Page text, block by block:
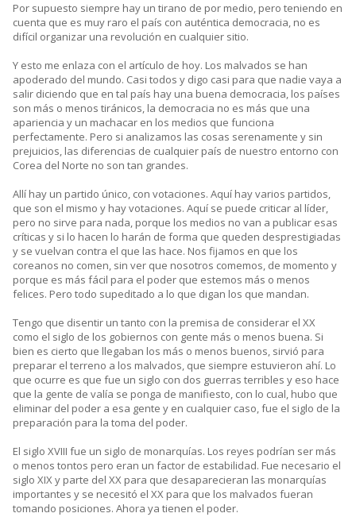
Por supuesto siempre hay un tirano de por medio, pero teniendo en
cuenta que es muy raro el país con auténtica democracia, no es
difícil organizar una revolución en cualquier sitio.
Y esto me enlaza con el artículo de hoy. Los malvados se han
apoderado del mundo. Casi todos y digo casi para que nadie vaya a
salir diciendo que en tal país hay una buena democracia, los países
son más o menos tiránicos, la democracia no es más que una
apariencia y un machacar en los medios que funciona
perfectamente. Pero si analizamos las cosas serenamente y sin
prejuicios, las diferencias de cualquier país de nuestro entorno con
Corea del Norte no son tan grandes.
Allí hay un partido único, con votaciones. Aquí hay varios partidos,
que son el mismo y hay votaciones. Aquí se puede criticar al líder,
pero no sirve para nada, porque los medios no van a publicar esas
críticas y si lo hacen lo harán de forma que queden desprestigiadas
y se vuelvan contra el que las hace. Nos fijamos en que los
coreanos no comen, sin ver que nosotros comemos, de momento y
porque es más fácil para el poder que estemos más o menos
felices. Pero todo supeditado a lo que digan los que mandan.
Tengo que disentir un tanto con la premisa de considerar el XX
como el siglo de los gobiernos con gente más o menos buena. Si
bien es cierto que llegaban los más o menos buenos, sirvió para
preparar el terreno a los malvados, que siempre estuvieron ahí. Lo
que ocurre es que fue un siglo con dos guerras terribles y eso hace
que la gente de valía se ponga de manifiesto, con lo cual, hubo que
eliminar del poder a esa gente y en cualquier caso, fue el siglo de la
preparación para la toma del poder.
El siglo XVIII fue un siglo de monarquías. Los reyes podrían ser más
o menos tontos pero eran un factor de estabilidad. Fue necesario el
siglo XIX y parte del XX para que desaparecieran las monarquías
importantes y se necesitó el XX para que los malvados fueran
tomando posiciones. Ahora ya tienen el poder.